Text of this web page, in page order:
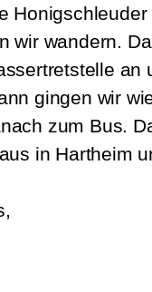
Honigschleuder
wir wandern.
an
gingen wir
zum Bus.
in Hartheim